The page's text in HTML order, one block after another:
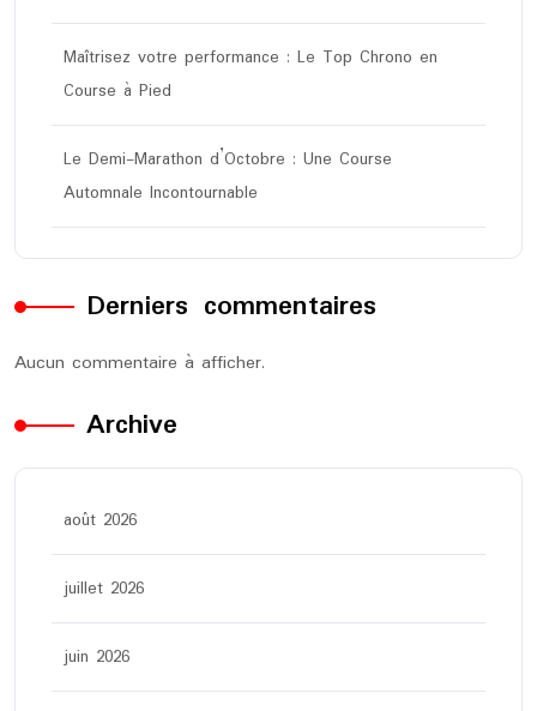
Maîtrisez votre performance : Le Top Chrono en
Course à Pied
Le Demi-Marathon d’Octobre : Une Course
Automnale Incontournable
Derniers commentaires
Aucun commentaire à afficher.
Archive
août 2026
juillet 2026
juin 2026